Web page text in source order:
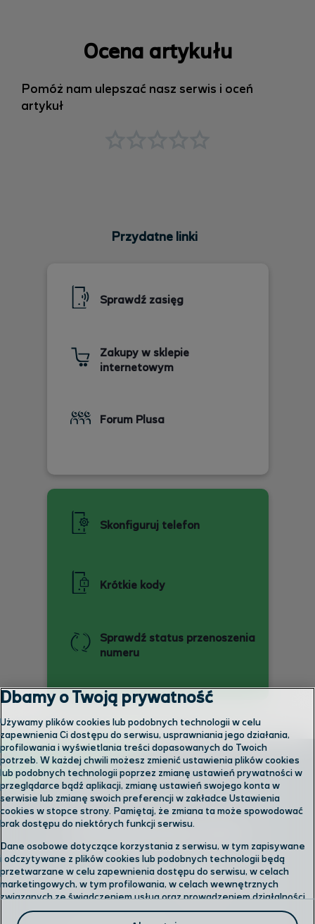
Ocena artykułu
Pomóż nam ulepszać nasz serwis i oceń
artykuł
Przydatne linki
Sprawdź zasięg
Zakupy w sklepie
internetowym
Forum Plusa
Skonfiguruj telefon
Krótkie kody
Sprawdź status przenoszenia
numeru
Skontaktuj się z nami
Odwiedź nas w salonie
Formularz kontaktowy
Dbamy o Twoją prywatność
Używamy plików cookies lub podobnych technologii w celu
zapewnienia Ci dostępu do serwisu, usprawniania jego działania,
profilowania i wyświetlania treści dopasowanych do Twoich
potrzeb. W każdej chwili możesz zmienić ustawienia plików cookies
lub podobnych technologii poprzez zmianę ustawień prywatności w
przeglądarce bądź aplikacji, zmianę ustawień swojego konta w
serwisie lub zmianę swoich preferencji w zakładce Ustawienia
cookies w stopce strony. Pamiętaj, że zmiana ta może spowodować
brak dostępu do niektórych funkcji serwisu.
Dane osobowe dotyczące korzystania z serwisu, w tym zapisywane
i odczytywane z plików cookies lub podobnych technologii będą
przetwarzane w celu zapewnienia dostępu do serwisu, w celach
marketingowych, w tym profilowania, w celach wewnętrznych
związanych ze świadczeniem usług oraz prowadzeniem działalności
gospodarczej, w tym dowodowych, analitycznych i statystycznych,